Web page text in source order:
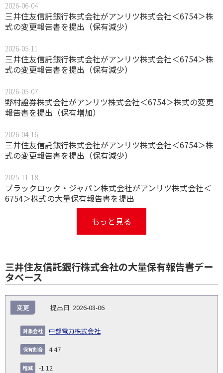
2026-06-04
三井住友信託銀行株式会社がアンリツ株式会社＜6754＞株
式の変更報告書を提出（保有減少）
2026-05-11
三井住友信託銀行株式会社がアンリツ株式会社＜6754＞株
式の変更報告書を提出（保有減少）
2026-05-07
野村證券株式会社がアンリツ株式会社＜6754＞株式の変更
報告書を提出（保有増加）
2026-04-16
三井住友信託銀行株式会社がアンリツ株式会社＜6754＞株
式の変更報告書を提出（保有減少）
2025-11-18
ブラックロック・ジャパン株式会社がアンリツ株式会社＜
6754＞株式の大量保有報告書を提出
もっと見る
三井住友信託銀行株式会社の大量保有報告書デー
タベース
NO.
告
義
務
発
生
日
出
コー
象
2026-08-06
中部電力株式会社
変更
4.47
-1.12